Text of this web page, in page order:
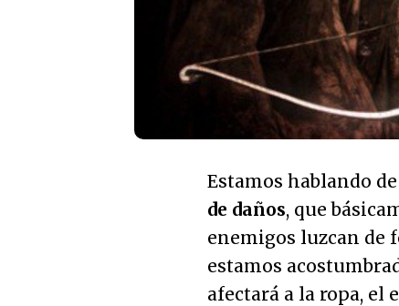
Estamos hablando
de daños, que
enemigos luzcan de
estamos
afectará a la ropa, el